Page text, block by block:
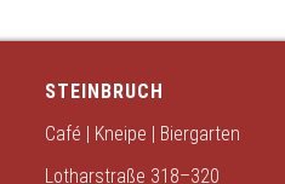
STEINBRUCH
Café | Kneipe | Biergarten
Lotharstraße 318–320